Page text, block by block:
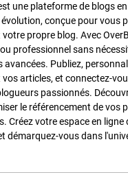
une plateforme de blogs
conçue pour vous
propre blog. Avec
professionnel sans
avancées. Publiez,
articles, et connectez-
passionnés.
le référencement de vos
Créez votre espace en
démarquez-vous dans